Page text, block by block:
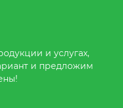
и услугах,
и предложим